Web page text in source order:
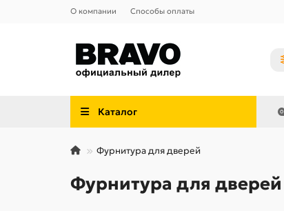
О компании Способы оплаты
Каталог
Фурнитура для дверей
Фурнитура для дверей